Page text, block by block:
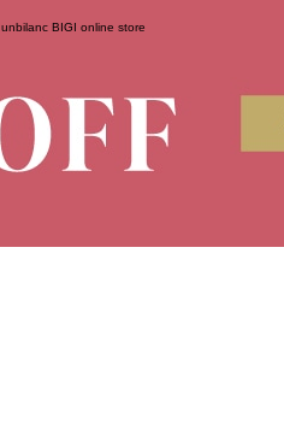
unbilanc BIGI online store